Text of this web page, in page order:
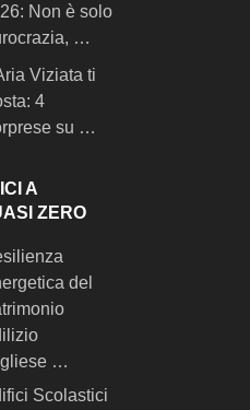
Non è solo
…
Viziata ti
4
su …
A
ZERO
del
…
Scolastici